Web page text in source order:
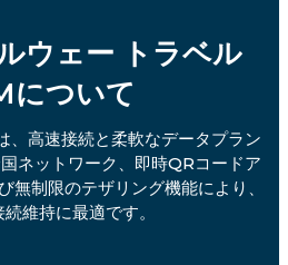
ウェー トラベル
について
、高速接続と柔軟なデータプラン
ネットワーク、即時QRコードア
無制限のテザリング機能により、
維持に最適です。